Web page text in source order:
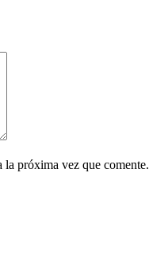
la próxima vez que comente.